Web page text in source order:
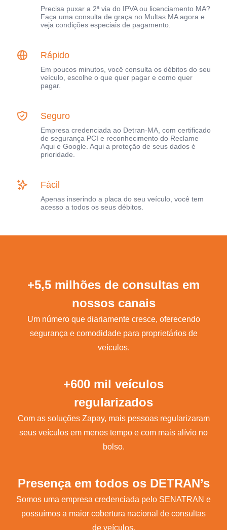
Precisa puxar a 2ª via do IPVA ou licenciamento MA?
Faça uma consulta de graça no Multas MA agora e
veja condições especiais de pagamento.
Rápido
Em poucos minutos, você consulta os débitos do seu
veículo, escolhe o que quer pagar e como quer
pagar.
Seguro
Empresa credenciada ao Detran-MA, com certificado
de segurança PCI e reconhecimento do Reclame
Aqui e Google. Aqui a proteção de seus dados é
prioridade.
Fácil
Apenas inserindo a placa do seu veículo, você tem
acesso a todos os seus débitos.
+5,5 milhões de consultas em
nossos canais
Um número que diariamente cresce, oferecendo
segurança e comodidade para proprietários de
veículos.
+600 mil veículos
regularizados
Com as soluções Zapay, mais pessoas regularizaram
seus veículos em menos tempo e com mais alívio no
bolso.
Presença em todos os DETRAN’s
Somos uma empresa credenciada pelo SENATRAN e
possuímos a maior cobertura nacional de consultas
de veículos.